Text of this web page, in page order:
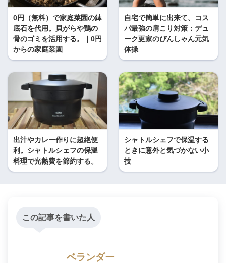
0円（無料）で家庭菜園の鉢
底石を代用。貝がらや鶏の
骨のゴミを活用する。｜0円
からの家庭菜園
自宅で簡単に出来て、コス
パ最強の肩こり対策：デュ
ーク更家のぴんしゃん元気
体操
出汁やカレー作りに超絶便
利。シャトルシェフの保温
料理で光熱費を節約する。
シャトルシェフで保温する
ときに意外と気づかない小
技
この記事を書いた人
ベランダー